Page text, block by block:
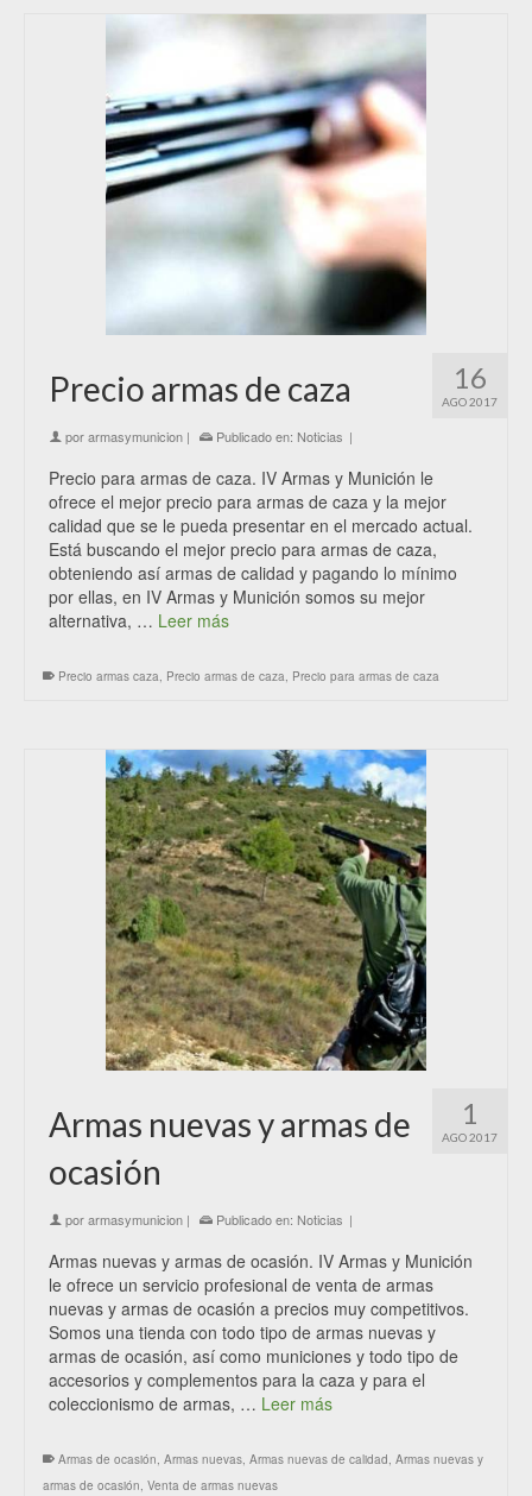
16
AGO 2017
Precio armas de caza
porarmasymunicion | Publicado en: Noticias |
Precio para armas de caza. IV Armas y Munición le
ofrece el mejor precio para armas de caza y la mejor
calidad que se le pueda presentar en el mercado actual.
Está buscando el mejor precio para armas de caza,
obteniendo así armas de calidad y pagando lo mínimo
por ellas, en IV Armas y Munición somos su mejor
alternativa, … Leer más
Precio armas caza, Precio armas de caza, Precio para armas de caza
1
AGO 2017
Armas nuevas y armas de
ocasión
porarmasymunicion | Publicado en: Noticias |
Armas nuevas y armas de ocasión. IV Armas y Munición
le ofrece un servicio profesional de venta de armas
nuevas y armas de ocasión a precios muy competitivos.
Somos una tienda con todo tipo de armas nuevas y
armas de ocasión, así como municiones y todo tipo de
accesorios y complementos para la caza y para el
coleccionismo de armas, … Leer más
Armas de ocasión, Armas nuevas, Armas nuevas de calidad, Armas nuevas y
armas de ocasión, Venta de armas nuevas